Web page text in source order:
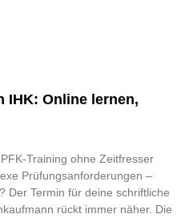
IHK: Online lernen,
Training ohne Zeitfresser
Prüfungsanforderungen –
Der Termin für deine schriftliche
rückt immer näher. Die